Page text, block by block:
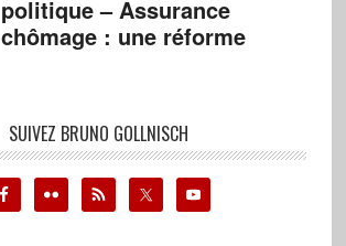
politique – Assurance
chômage : une réforme
SUIVEZ BRUNO GOLLNISCH